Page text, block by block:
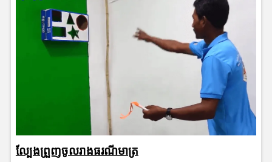
ល្បែងព្រួញចូលរាងធរណីមាត្រ